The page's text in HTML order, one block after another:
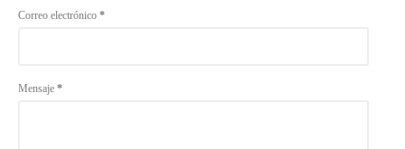
Correo electrónico *
Mensaje *